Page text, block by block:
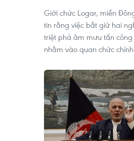
Giới chức Logar, miền
tin rằng việc bắt giữ hai
triệt phá âm mưu tấn công
nhằm vào quan chức